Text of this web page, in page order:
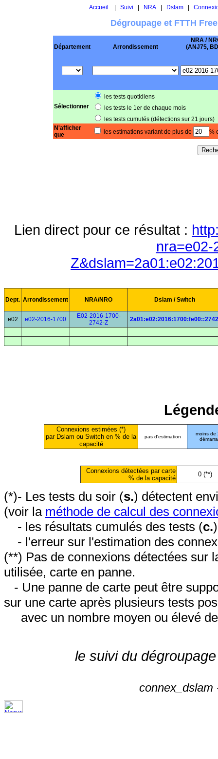
Accueil Suivi NRA| Dslam|
Dégroupage et FTTH
Département Arrondissement
NRA /
(ANJ75,
Sélectionner
les tests quotidiens
les tests le 1er de chaque mois
les tests cumulés (détections sur 21 jours)
N'afficher
que
les estimations variant de plus de %
Lien direct pour ce résultat :
nra=e02-
Dept. Arrondissement NRA/NRO Dslam / Switch
e02 e02-2016-1700
E02-2016-1700-
2742-Z
2a01:e02:2016:1700:fe00::2742
Connexions estimées (*)
par Dslam ou Switch en % de la
capacité
pas d'estimation
moins de
Connexions détectées par carte
% de la capacité
0 (**)
(*)- Les tests du soir (s.) détectent
(voir la méthode de calcul des
- les résultats cumulés des tests (c.
- l'erreur sur l'estimation des
(**) Pas de connexions détectées sur
utilisée, carte en panne.
- Une panne de carte peut être
sur une carte après plusieurs tests
avec un nombre moyen ou élevé
le suivi du
connex_dslam